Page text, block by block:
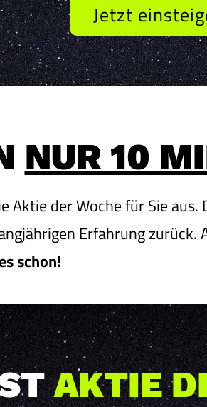
Jetzt
NUR 10
Aktie der Woche für Sie
Erfahrung
schon!
AKTIE